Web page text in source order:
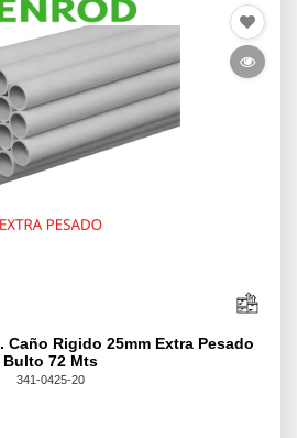
Caño Rigido 25mm Extra Pesado
Bulto 72 Mts
341-0425-20